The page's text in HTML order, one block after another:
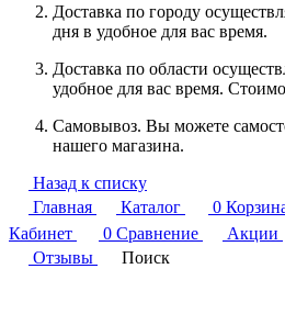
Доставка по городу
дня в удобное для вас время.
Доставка по области
удобное для вас время.
Самовывоз. Вы можете
нашего магазина.
Назад к списку
Главная
Каталог 0
Кабинет
0 Сравнение Акции
Отзывы
Поиск